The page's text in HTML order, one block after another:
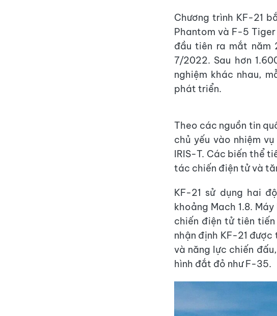
Chương trình KF-21
Phantom và F-5 Tiger
đầu tiên ra mắt năm
7/2022. Sau hơn
nghiệm khác nhau,
phát triển.
Theo các nguồn tin
chủ yếu vào nhiệm
IRIS-T. Các biến thể
tác chiến điện tử và
KF-21 sử dụng hai
khoảng Mach 1.8.
chiến điện tử tiên
nhận định KF-21
và năng lực chiến
hình đắt đỏ như F-35.